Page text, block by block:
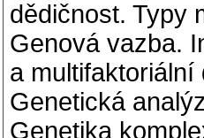
dědičnost. Typy
Genová vazba.
a
Genetická
Genetika